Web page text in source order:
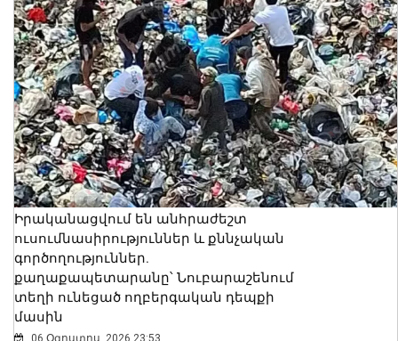
Իրականացվում են անհրաժեշտ
ուսումնասիրություններ և քննչական
գործողություններ.
քաղաքապետարանը՝ Նուբարաշենում
տեղի ունեցած ողբերգական դեպքի
մասին